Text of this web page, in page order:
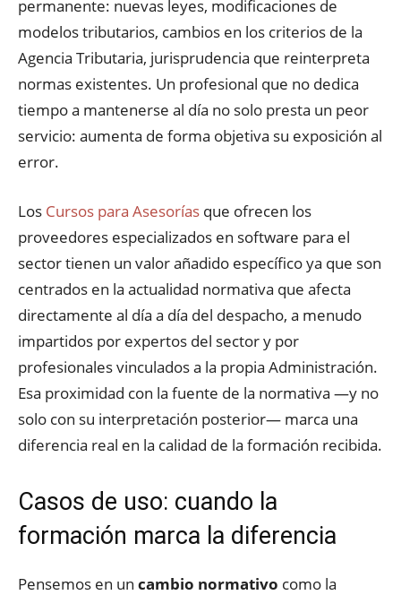
permanente: nuevas leyes, modificaciones de
modelos tributarios, cambios en los criterios de la
Agencia Tributaria, jurisprudencia que reinterpreta
normas existentes. Un profesional que no dedica
tiempo a mantenerse al día no solo presta un peor
servicio: aumenta de forma objetiva su exposición al
error.
Los Cursos para Asesorías que ofrecen los
proveedores especializados en software para el
sector tienen un valor añadido específico ya que son
centrados en la actualidad normativa que afecta
directamente al día a día del despacho, a menudo
impartidos por expertos del sector y por
profesionales vinculados a la propia Administración.
Esa proximidad con la fuente de la normativa —y no
solo con su interpretación posterior— marca una
diferencia real en la calidad de la formación recibida.
Casos de uso: cuando la
formación marca la diferencia
Pensemos en un cambio normativo como la